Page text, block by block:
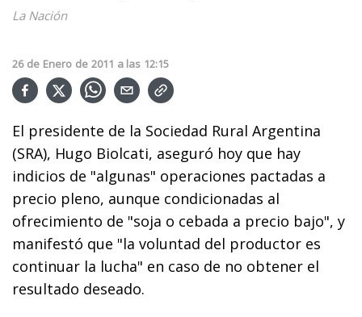
La Nación
26 de Enero de 2011 a las 12:15
El presidente de la Sociedad Rural Argentina
(SRA), Hugo Biolcati, aseguró hoy que hay
indicios de "algunas" operaciones pactadas a
precio pleno, aunque condicionadas al
ofrecimiento de "soja o cebada a precio bajo", y
manifestó que "la voluntad del productor es
continuar la lucha" en caso de no obtener el
resultado deseado.